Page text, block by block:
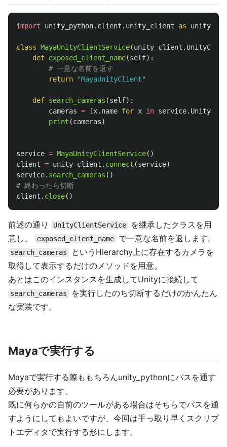
import unity_python.client.unity_client as
class MayaUnityClientService(unity_client .
def exposed_client_name(self):
return
"MayaUnityClient"
def search_cameras (self):
cameras = [x. name for x in service.
print (cameras)
service = MayaUnityClientService()
client = unity_client . connect (service)
service. search_cameras ()
client . close()
前述の通り UnityClientService
を継承したクラスを用
意し、
exposed_client_name で一意な名前を返します。
search_cameras
というHierarchy上に存在するカメラを
取得して表示するだけのメソッドを用意。
あとはこのインスタンスを生成してUnityに接続して
search_cameras
を実行したのち切断するだけのかんたん
な実装です。
Mayaで実行する
Mayaで実行する際ももちろんunity_pythonにパスを通す
必要があります。
既に何らかの自前のツールがある場合はそちらでパスを通
すようにしてもよいですが、今回は手っ取り早くスクリプ
トエディタで実行する形にします。